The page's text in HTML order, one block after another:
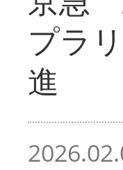
プラ
進